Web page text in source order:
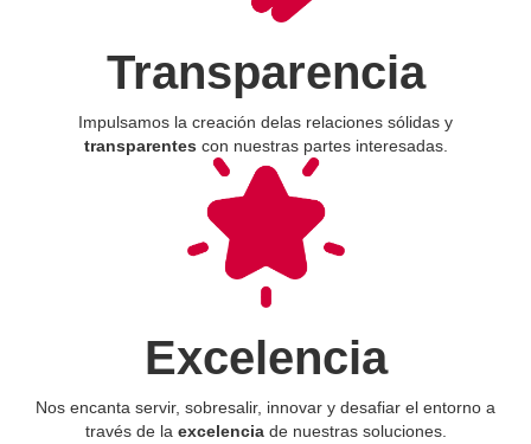
Transparencia
Impulsamos la creación delas relaciones sólidas y
transparentes con nuestras partes interesadas.
Excelencia
Nos encanta servir, sobresalir, innovar y desafiar el entorno a
través de la excelenciade nuestras soluciones.